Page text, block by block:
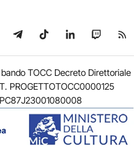
YouTube
su WhatsApp
Seguici su Telegram
Seguici su TikTok
Seguici su
Seguici
TOCC Decreto Direttoriale
PROGETTOTOCC0000125